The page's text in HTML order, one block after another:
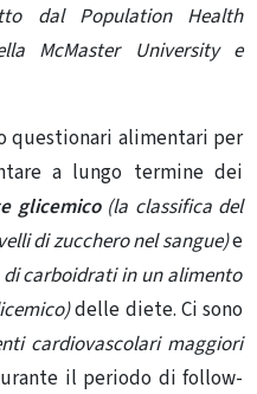
dal Population Health
McMaster University e
questionari alimentari per
a lungo termine dei
glicemico (la classifica del
di zucchero nel sangue)e
carboidrati in un alimento
delle diete. Ci sono
cardiovascolari maggiori
il periodo di follow-